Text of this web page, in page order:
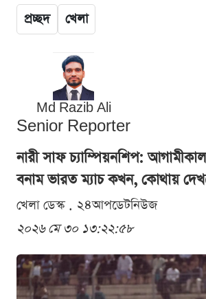
প্রচ্ছদ খেলা
Md Razib Ali
Senior Reporter
নারী সাফ চ্যাম্পিয়নশিপ:
বনাম ভারত ম্যাচ কখন, কোথায়
খেলা ডেস্ক . ২৪আপডেটনিউজ
২০২৬ মে ৩০ ১৩:২২:৫৮